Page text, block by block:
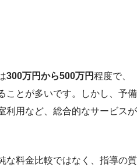
300万円から500万円程度で、
ことが多いです。しかし、予備
利用など、総合的なサービスが
な料金比較ではなく、指導の質